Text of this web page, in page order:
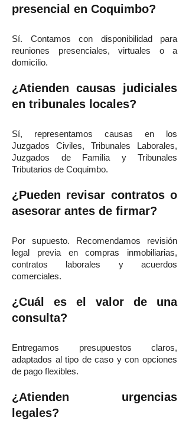
presencial en Coquimbo?
Sí. Contamos con disponibilidad para
reuniones presenciales, virtuales o a
domicilio.
¿Atienden causas judiciales
en tribunales locales?
Sí, representamos causas en los
Juzgados Civiles, Tribunales Laborales,
Juzgados de Familia y Tribunales
Tributarios de Coquimbo.
¿Pueden revisar contratos o
asesorar antes de firmar?
Por supuesto. Recomendamos revisión
legal previa en compras inmobiliarias,
contratos laborales y acuerdos
comerciales.
¿Cuál es el valor de una
consulta?
Entregamos presupuestos claros,
adaptados al tipo de caso y con opciones
de pago flexibles.
¿Atienden urgencias
legales?